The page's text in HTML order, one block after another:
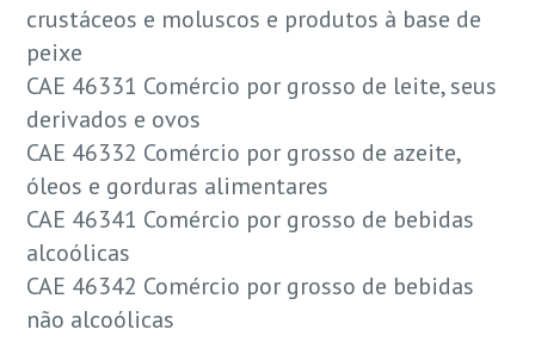
crustáceos e moluscos e produtos à base de
peixe
CAE 46331 Comércio por grosso de leite, seus
derivados e ovos
CAE 46332 Comércio por grosso de azeite,
óleos e gorduras alimentares
CAE 46341 Comércio por grosso de bebidas
alcoólicas
CAE 46342 Comércio por grosso de bebidas
não alcoólicas